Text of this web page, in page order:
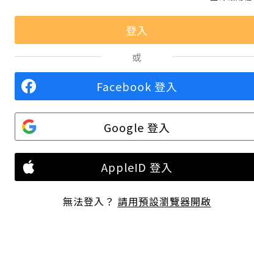
或
Facebook 登入
Google 登入
AppleID 登入
無法登入？ 請用預設瀏覽器開啟